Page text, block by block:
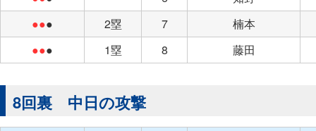
●●● 2塁 7
楠本
●●● 1塁 8 藤田
8回裏 中日の攻撃